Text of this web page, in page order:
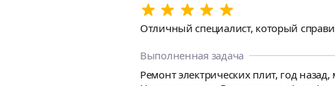
Отличный специалист, который
Выполненная задача
Ремонт электрических плит, год